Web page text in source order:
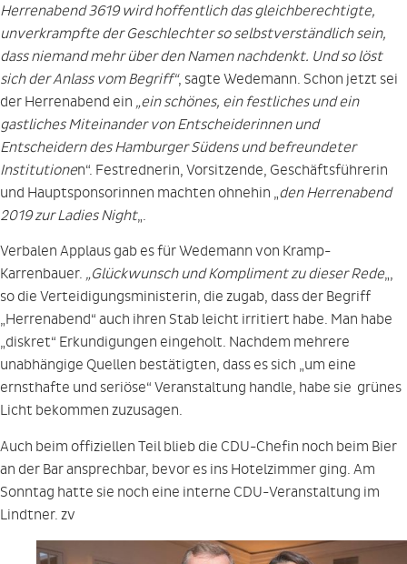
Herrenabend 3619 wird hoffentlich das gleichberechtigte,
unverkrampfte der Geschlechter so selbstverständlich sein,
dass niemand mehr über den Namen nachdenkt. Und so löst
sich der Anlass vom Begriff“, sagte Wedemann. Schon jetzt sei
der Herrenabend ein „ein schönes, ein festliches und ein
gastliches Miteinander von Entscheiderinnen und
Entscheidern des Hamburger Südens und befreundeter
Institutionen“. Festrednerin, Vorsitzende, Geschäftsführerin
und Hauptsponsorinnen machten ohnehin „ den Herrenabend
2019 zur Ladies Night„.
Verbalen Applaus gab es für Wedemann von Kramp-
Karrenbauer. „Glückwunsch und Kompliment zu dieser Rede„,
so die Verteidigungsministerin, die zugab, dass der Begriff
„Herrenabend“ auch ihren Stab leicht irritiert habe. Man habe
„diskret“ Erkundigungen eingeholt. Nachdem mehrere
unabhängige Quellen bestätigten, dass es sich „um eine
ernsthafte und seriöse“ Veranstaltung handle, habe sie grünes
Licht bekommen zuzusagen.
Auch beim offiziellen Teil blieb die CDU-Chefin noch beim Bier
an der Bar ansprechbar, bevor es ins Hotelzimmer ging. Am
Sonntag hatte sie noch eine interne CDU-Veranstaltung im
Lindtner. zv